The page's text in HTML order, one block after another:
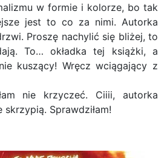
w formie i kolorze, bo tak
jest to co za nimi. Autorka
Proszę nachylić się bliżej, to
To… okładka tej książki, a
kuszący! Wręcz wciągający z
nie krzyczeć. Ciiii, autorka
Sprawdziłam!